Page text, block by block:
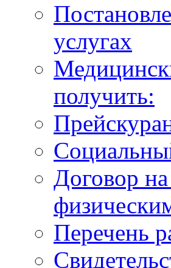
услугах
получить:
Договор
Перечень